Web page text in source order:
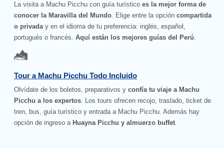
La visita a Machu Picchu con guía turístico es la mejor forma de
conocer la Maravilla del Mundo . Elige entre la opcióncompartida
o privada y en el idioma de tu preferencia: inglés, español,
portugués o francés.Aquí están los mejores guías del Perú
Tour a Machu Picchu Todo Incluido
Olvídate de los boletos, preparativos yconfía tu viaje a Machu
Picchu a los expertos. Los tours ofrecen recojo, traslado, ticket de
tren, bus, guía turístico y entrada a Machu Picchu. Además hay
opción de ingreso a Huayna Picchu y almuerzo buffet.